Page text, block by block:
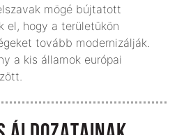
mögé bújtatott
el, hogy a területükön
tovább modernizálják.
a kis államok európai